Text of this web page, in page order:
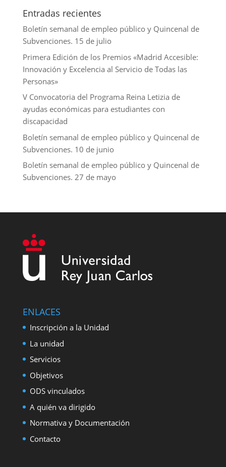
Entradas recientes
Boletín semanal de empleo público y Quincenal de
Subvenciones. 15 de julio
Primera Edición de los Premios «Madrid Accesible:
Innovación y Excelencia al Servicio de Todas las
Personas»
V Convocatoria del Programa Reina Letizia de
ayudas económicas para estudiantes con
discapacidad
Boletín semanal de empleo público y Quincenal de
Subvenciones. 10 de junio
Boletín semanal de empleo público y Quincenal de
Subvenciones. 27 de mayo
ENLACES
Inscripción a la Unidad
La unidad
Servicios
Objetivos
ODS vinculados
A quién va dirigido
Normativa y Documentación
Contacto